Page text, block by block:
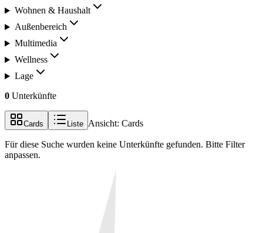
Wohnen & Haushalt
Außenbereich
Multimedia
Wellness
Lage
0 Unterkünfte
Cards Liste Ansicht: Cards
Für diese Suche wurden keine Unterkünfte gefunden. Bitte Filter
anpassen.